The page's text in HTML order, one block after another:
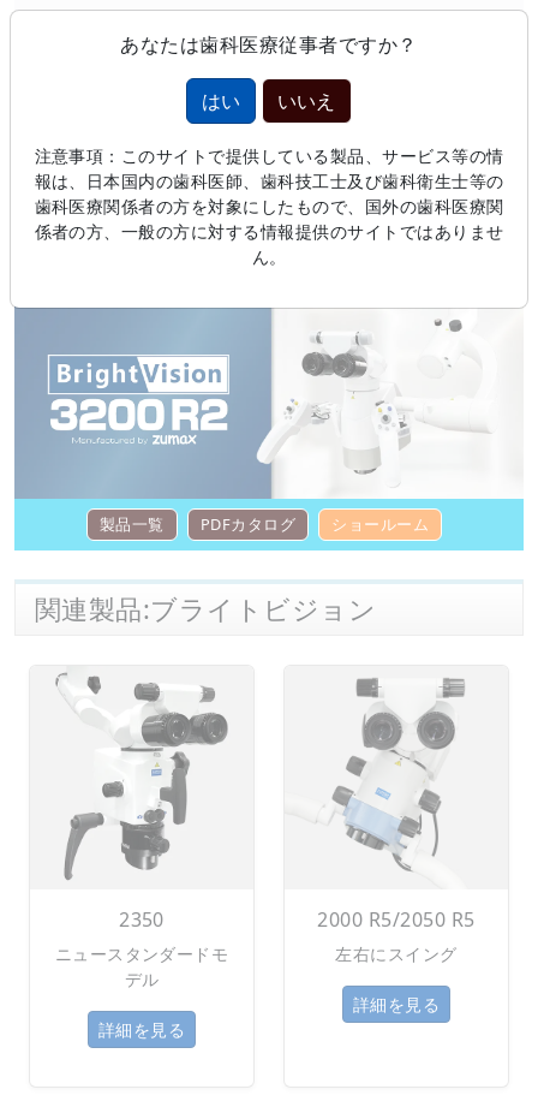
あなたは歯科医療従事者ですか？
はい いいえ
注意事項：このサイトで提供している製品、サービス等の情
報は、日本国内の歯科医師、歯科技工士及び歯科衛生士等の
歯科医療関係者の方を対象にしたもので、国外の歯科医療関
係者の方、一般の方に対する情報提供のサイトではありませ
ん。
トップページ 製品情報
ブライトビジョン3200R2
歯科用マイクロスコープ
ブライトビジョン3200R2
製品一覧 PDFカタログ ショールーム
関連製品:ブライトビジョン
2350
ニュースタンダードモ
デル
詳細を見る
2000 R5/2050 R5
左右にスイング
詳細を見る